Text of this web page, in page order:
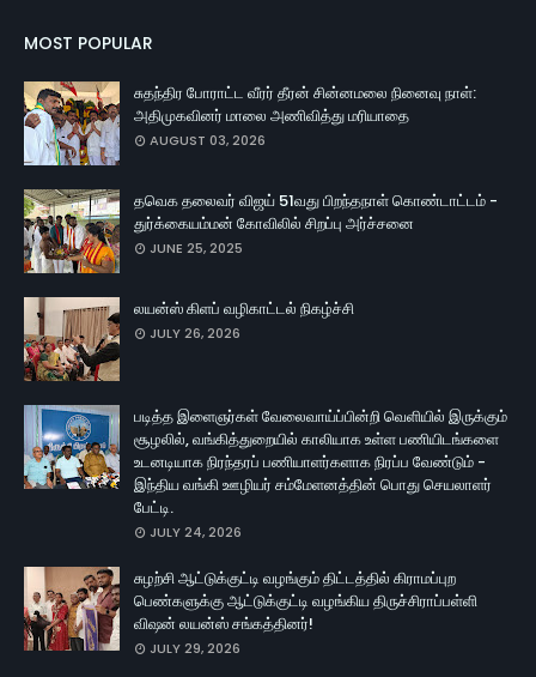
MOST POPULAR
சுதந்திர போராட்ட வீரர் தீரன் சின்னமலை நினைவு நாள்:
அதிமுகவினர் மாலை அணிவித்து மரியாதை
AUGUST 03, 2026
தவெக தலைவர் விஜய் 51வது பிறந்தநாள் கொண்டாட்டம் -
துர்க்கையம்மன் கோவிலில் சிறப்பு அர்ச்சனை
JUNE 25, 2025
லயன்ஸ் கிளப் வழிகாட்டல் நிகழ்ச்சி
JULY 26, 2026
படித்த இளைஞர்கள் வேலைவாய்ப்பின்றி வெளியில் இருக்கும்
சூழலில், வங்கித்துறையில் காலியாக உள்ள பணியிடங்களை
உடனடியாக நிரந்தரப் பணியாளர்களாக நிரப்ப வேண்டும் -
இந்திய வங்கி ஊழியர் சம்மேளனத்தின் பொது செயலாளர்
பேட்டி.
JULY 24, 2026
சுழற்சி ஆட்டுக்குட்டி வழங்கும் திட்டத்தில் கிராமப்புற
பெண்களுக்கு ஆட்டுக்குட்டி வழங்கிய திருச்சிராப்பள்ளி
விஷன் லயன்ஸ் சங்கத்தினர்!
JULY 29, 2026